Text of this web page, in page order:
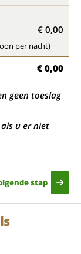
€ 0,00
per nacht)
€ 0,00
geen toeslag
u er niet
stap